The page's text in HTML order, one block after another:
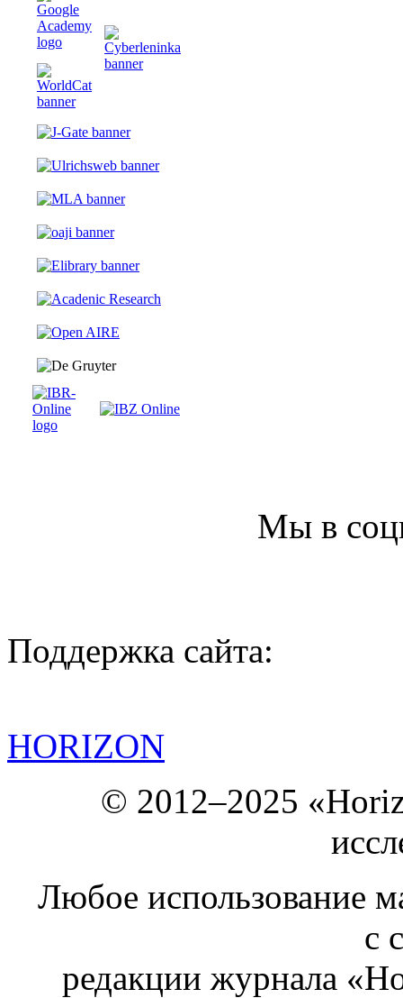
Мы в
Поддержка сайта:
HORIZON
© 2012–2025
Любое использование
с
редакции журнала